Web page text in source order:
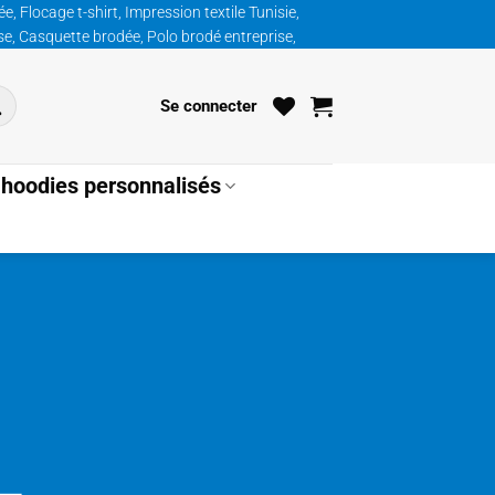
Flocage t-shirt, Impression textile Tunisie,
Casquette brodée, Polo brodé entreprise,
Se connecter
personnalisés